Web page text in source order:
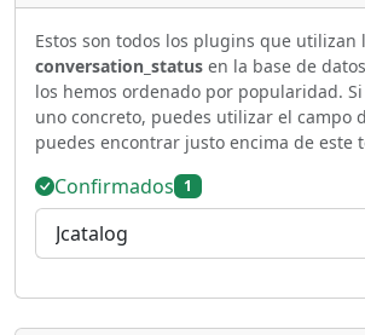
Estos son todos los plugins que utilizan
conversation_status en la base de
los hemos ordenado por popularidad.
uno concreto, puedes utilizar el campo
puedes encontrar justo encima de este
Confirmados 1
Jcatalog